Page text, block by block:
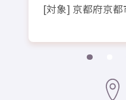
[対象] 京都府京都